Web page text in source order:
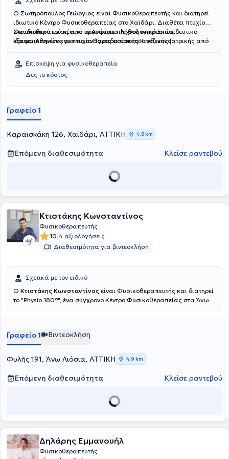
Ο Σωτηρόπουλος Γεώργιος είναι Φυσικοθεραπευτής και διατηρεί
ιδιωτικό Κέντρο Φυσικοθεραπείας στο Χαϊδάρι. Διαθέτει πτυχίο
Φυσικοθεραπείας από το Ανώτατο Τεχνολογικό Εκπαιδευτικό
Ίδρυμα Αθηνών και πτυχίο Παραδοσιακής Κινεζικής Ιατρικής από
ειδικός έχει εργαστεί στο Ιατρείο Πόνου του Γενικού Νοσοκομείου
Νίκαιας.
Στο ιδιωτικό του κέντρο προσφέρει πλήθος υπηρεσιών,
εξατομικευμένες για τις ανάγκες εκάστοτε ασθενούς.
Επίσκεψη για φυσικοθεραπεία
Δες το κόστος
Γραφείο 1
Καραϊσκάκη 126, Χαϊδάρι, ΑΤΤΙΚΗ 4,8 km
Επόμενη διαθεσιμότητα Κλείσε ραντεβού
Κτιστάκης Κωνσταντίνος
Φυσικοθεραπευτής
10|4 αξιολογήσεις
Διαθεσιμότητα για βιντεοκλήση
Σχετικά με τον ειδικό
Ο Κτιστάκης Κωνσταντίνος είναι Φυσικοθεραπευτής και διατηρεί
το "Physio 180°", ένα σύγχρονο Κέντρο Φυσικοθεραπείας στα Άνω
αποκατάσταση αθλητικών τραυμάτων και τη βελτίωση της
φυσικοθεραπεία, βελονισμό και εξειδικευμένες τεχνικές
κινητοποίησης, προσαρμοσμένες στις ανάγκες του κάθε
ασθενούς.Ο απώτερος στόχος της θεραπείας τους είναι η πλήρη
επάνοδός σας στις καθημερινές και επαγγελματικές σας
δραστηριότητες, χωρίς πόνο και με βελτιωμένη λειτουργικότητα.
Γραφείο 1 Βιντεοκλήση
Φυλής 191, Άνω Λιόσια, ΑΤΤΙΚΗ 4,9 km
Επόμενη διαθεσιμότητα Κλείσε ραντεβού
Δηλάρης Εμμανουήλ
Φυσικοθεραπευτής